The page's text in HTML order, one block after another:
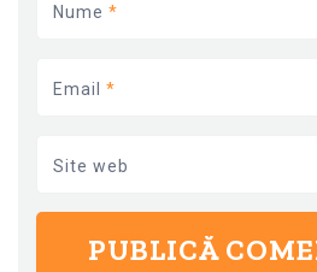
Nume *
Email *
Site web